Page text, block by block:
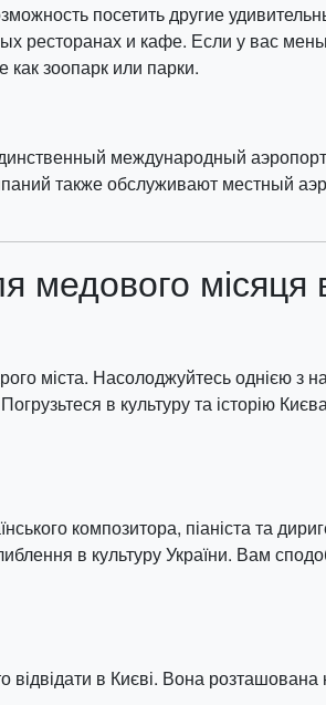
посетить другие
ресторанах и кафе. Если у вас
зоопарк или парки.
международный
также обслуживают местный
місяця
міста. Насолоджуйтесь однією з
в культуру та історію
композитора, піаніста та
в культуру України. Вам
в Києві. Вона розташована